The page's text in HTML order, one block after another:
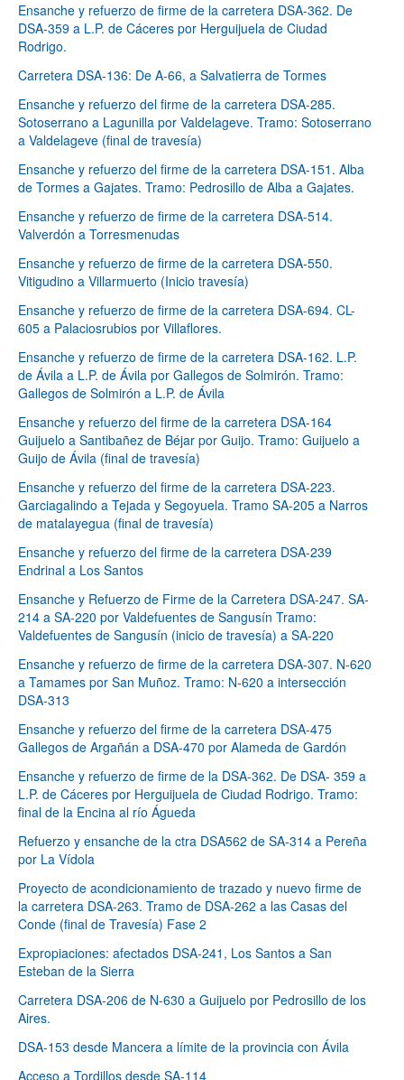
Ensanche y refuerzo de firme de la carretera DSA-362. De
DSA-359 a L.P. de Cáceres por Herguijuela de Ciudad
Rodrigo.
Carretera DSA-136: De A-66, a Salvatierra de Tormes
Ensanche y refuerzo del firme de la carretera DSA-285.
Sotoserrano a Lagunilla por Valdelageve. Tramo: Sotoserrano
a Valdelageve (final de travesía)
Ensanche y refuerzo del firme de la carretera DSA-151. Alba
de Tormes a Gajates. Tramo: Pedrosillo de Alba a Gajates.
Ensanche y refuerzo de firme de la carretera DSA-514.
Valverdón a Torresmenudas
Ensanche y refuerzo de firme de la carretera DSA-550.
Vitigudino a Villarmuerto (Inicio travesía)
Ensanche y refuerzo de firme de la carretera DSA-694. CL-
605 a Palaciosrubios por Villaflores.
Ensanche y refuerzo de firme de la carretera DSA-162. L.P.
de Ávila a L.P. de Ávila por Gallegos de Solmirón. Tramo:
Gallegos de Solmirón a L.P. de Ávila
Ensanche y refuerzo del firme de la carretera DSA-164
Guijuelo a Santibañez de Béjar por Guijo. Tramo: Guijuelo a
Guijo de Ávila (final de travesía)
Ensanche y refuerzo del firme de la carretera DSA-223.
Garciagalindo a Tejada y Segoyuela. Tramo SA-205 a Narros
de matalayegua (final de travesía)
Ensanche y refuerzo del firme de la carretera DSA-239
Endrinal a Los Santos
Ensanche y Refuerzo de Firme de la Carretera DSA-247. SA-
214 a SA-220 por Valdefuentes de Sangusín Tramo:
Valdefuentes de Sangusín (inicio de travesía) a SA-220
Ensanche y refuerzo de firme de la carretera DSA-307. N-620
a Tamames por San Muñoz. Tramo: N-620 a intersección
DSA-313
Ensanche y refuerzo del firme de la carretera DSA-475
Gallegos de Argañán a DSA-470 por Alameda de Gardón
Ensanche y refuerzo de firme de la DSA-362. De DSA- 359 a
L.P. de Cáceres por Herguijuela de Ciudad Rodrigo. Tramo:
final de la Encina al río Águeda
Refuerzo y ensanche de la ctra DSA562 de SA-314 a Pereña
por La Vídola
Proyecto de acondicionamiento de trazado y nuevo firme de
la carretera DSA-263. Tramo de DSA-262 a las Casas del
Conde (final de Travesía) Fase 2
Expropiaciones: afectados DSA-241, Los Santos a San
Esteban de la Sierra
Carretera DSA-206 de N-630 a Guijuelo por Pedrosillo de los
Aires.
DSA-153 desde Mancera a límite de la provincia con Ávila
Acceso a Tordillos desde SA-114